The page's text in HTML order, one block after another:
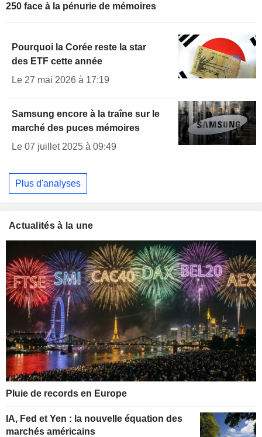
250 face à la pénurie de mémoires
Pourquoi la Corée reste la star
des ETF cette année
Le 27 mai 2026 à 17:19
Samsung encore à la traîne sur le
marché des puces mémoires
Le 07 juillet 2025 à 09:49
Plus d'analyses
Actualités à la une
Pluie de records en Europe
IA, Fed et Yen : la nouvelle équation des
marchés américains